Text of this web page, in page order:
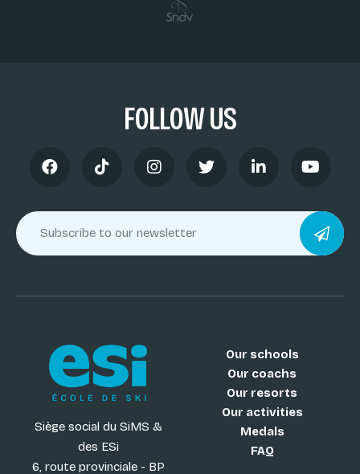
FOLLOW US
Siège social du SiMS &
des ESi
6, route provinciale - BP
Our schools
Our coachs
Our resorts
Our activities
Medals
FAQ